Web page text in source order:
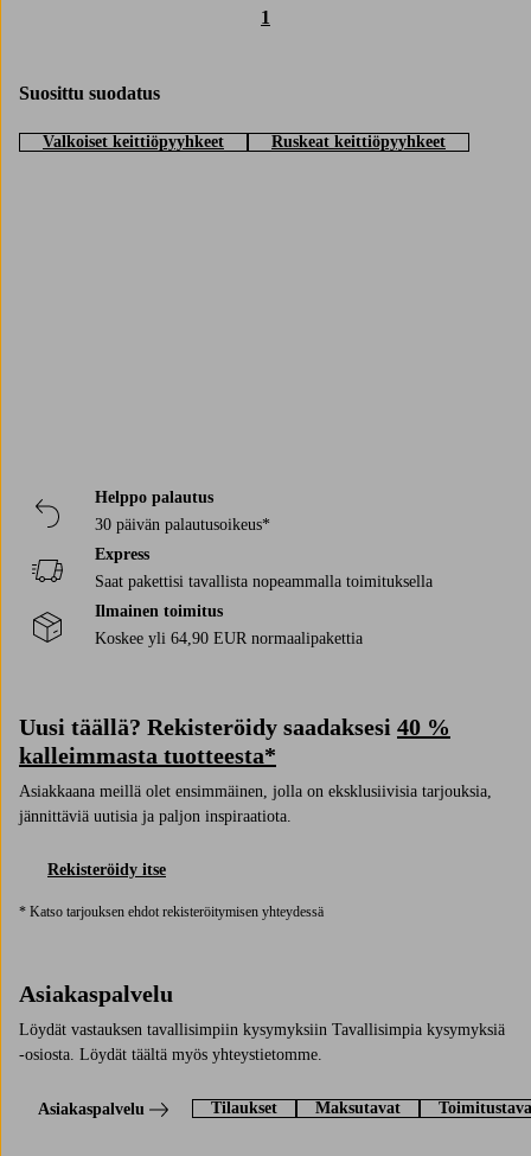
1
Suosittu suodatus
Valkoiset keittiöpyyhkeet Ruskeat keittiöpyyhkeet
Helppo palautus
30 päivän palautusoikeus*
Express
Saat pakettisi tavallista nopeammalla toimituksella
Ilmainen toimitus
Koskee yli 64,90 EUR normaalipakettia
Uusi täällä? Rekisteröidy saadaksesi 40 %
kalleimmasta tuotteesta*
Asiakkaana meillä olet ensimmäinen, jolla on eksklusiivisia tarjouksia,
jännittäviä uutisia ja paljon inspiraatiota.
Rekisteröidy itse
* Katso tarjouksen ehdot rekisteröitymisen yhteydessä
Asiakaspalvelu
Löydät vastauksen tavallisimpiin kysymyksiin Tavallisimpia kysymyksiä
-osiosta. Löydät täältä myös yhteystietomme.
Asiakaspalvelu Tilaukset Maksutavat